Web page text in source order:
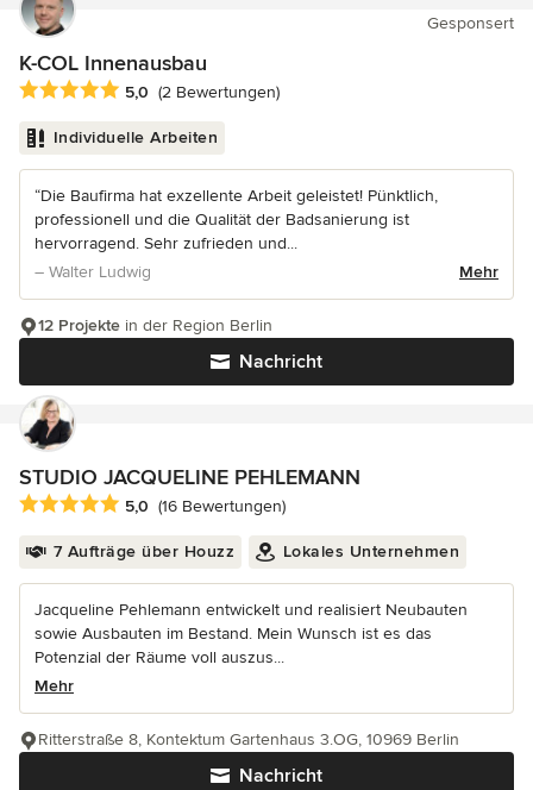
Gesponsert
K-COL Innenausbau
Durchschnittliche Bewertung: 5 von 5 Sternen
5,0 (2 Bewertungen)
Individuelle Arbeiten
“Die Baufirma hat exzellente Arbeit geleistet! Pünktlich,
professionell und die Qualität der Badsanierung ist
hervorragend. Sehr zufrieden und...
– Walter Ludwig
Mehr
Nachricht
12 Projekte in der Region Berlin
STUDIO JACQUELINE PEHLEMANN
Durchschnittliche Bewertung: 5 von 5 Sternen
5,0 (16 Bewertungen)
7 Aufträge über Houzz Lokales Unternehmen
Jacqueline Pehlemann entwickelt und realisiert Neubauten
sowie Ausbauten im Bestand. Mein Wunsch ist es das
Potenzial der Räume voll auszus...
Mehr
Nachricht
Ritterstraße 8, Kontektum Gartenhaus 3.OG, 10969 Berlin